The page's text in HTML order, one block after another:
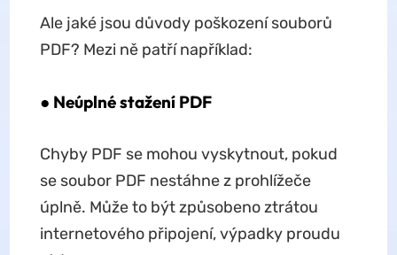
Ale jaké jsou důvody poškození souborů
PDF? Mezi ně patří například:
● Neúplné stažení PDF
Chyby PDF se mohou vyskytnout, pokud
se soubor PDF nestáhne z prohlížeče
úplně. Může to být způsobeno ztrátou
internetového připojení, výpadky proudu